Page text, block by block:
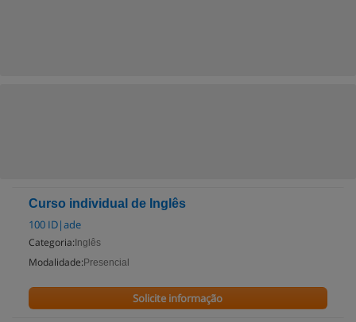
Curso individual de Inglês
100 ID|ade
Categoria: Inglês
Modalidade: Presencial
Solicite informação